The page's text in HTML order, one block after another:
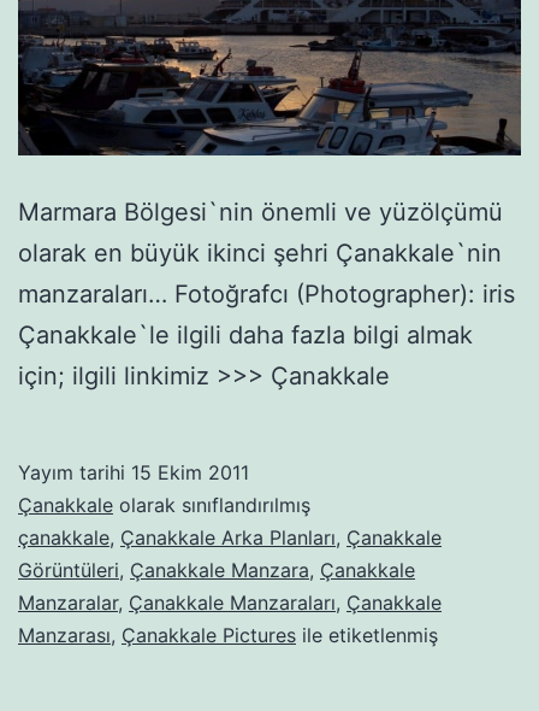
Marmara Bölgesi`nin önemli ve yüzölçümü
olarak en büyük ikinci şehri Çanakkale`nin
manzaraları… Fotoğrafcı (Photographer): iris
Çanakkale`le ilgili daha fazla bilgi almak
için; ilgili linkimiz >>> Çanakkale
Yayım tarihi 15 Ekim 2011
Çanakkale olarak sınıflandırılmış
çanakkale, Çanakkale Arka Planları, Çanakkale
Görüntüleri, Çanakkale Manzara, Çanakkale
Manzaralar, Çanakkale Manzaraları, Çanakkale
Manzarası, Çanakkale Pictures ile etiketlenmiş